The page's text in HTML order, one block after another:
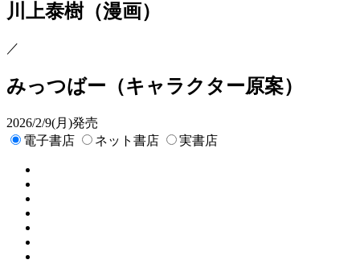
川上泰樹（漫画）
／
みっつばー （キャラクター原案）
2026/2/9(月)発売
電子書店
ネット書店 実書店